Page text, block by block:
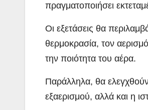
πραγματοποιήσει
Οι εξετάσεις θα
θερμοκρασία, τον
την ποιότητα του αέρα.
Παράλληλα, θα ελεγχθούν
εξαερισμού, αλλά και η